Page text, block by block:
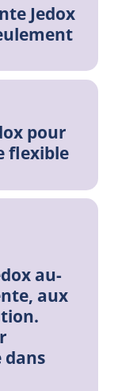
Jedox
pour
flexible
au-
aux
dans